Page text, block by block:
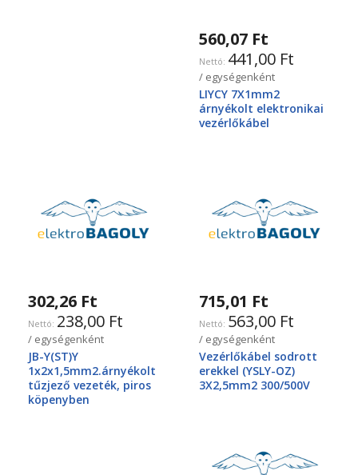
560,07 Ft
441,00 Ft
/ egységenként
LIYCY 7X1mm2
árnyékolt elektronikai
vezérlőkábel
302,26 Ft
238,00 Ft
/ egységenként
JB-Y(ST)Y
1x2x1,5mm2.árnyékolt
tűzjező vezeték, piros
köpenyben
715,01 Ft
563,00 Ft
/ egységenként
Vezérlőkábel sodrott
erekkel (YSLY-OZ)
3X2,5mm2 300/500V